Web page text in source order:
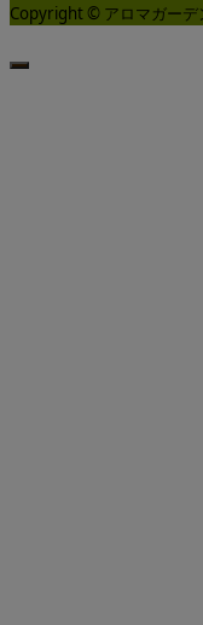
Copyright © アロマガーデ